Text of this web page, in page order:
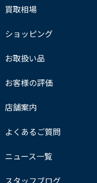
買取相場
ショッピング
お取扱い品
お客様の評価
店舗案内
よくあるご質問
ニュース一覧
スタッフブログ